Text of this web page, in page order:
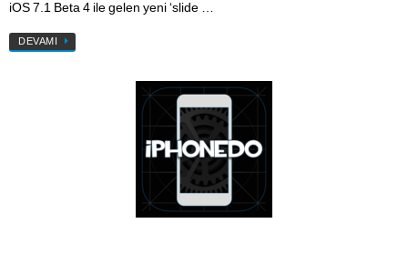
iOS 7.1 Beta 4 ile gelen yeni ‘slide …
DEVAMI